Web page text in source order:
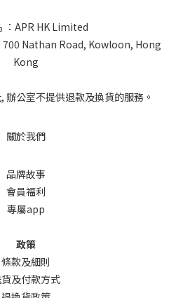
：APR HK Limited
700 Nathan Road, Kowloon, Hong
Kong
辦公室不提供退款及換貨的服務。
關於我們
品牌故事
會員福利
專屬app
政策
條款及細則
及付款方式